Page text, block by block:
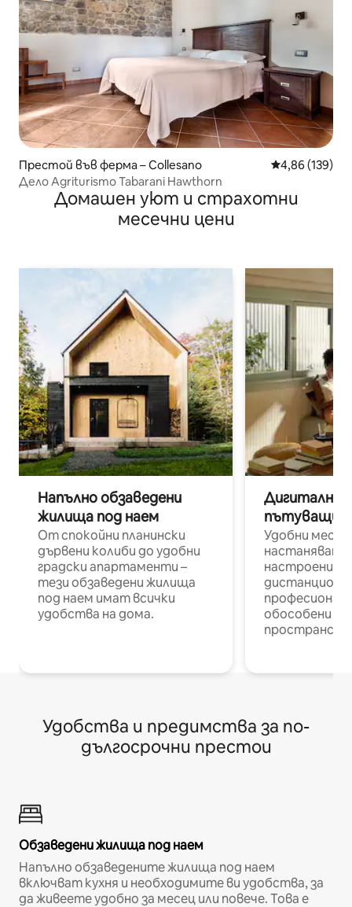
Престой във ферма – Collesano Средна
4,86 (139)
Дело Agriturismo Tabarani Hawthorn
Домашен уют и страхотни
месечни цени
Напълно обзаведени
жилища под наем
От спокойни планински
дървени колиби до удобни
градски апартаменти –
тези обзаведени жилища
под наем имат всички
удобства на дома.
Дигитални
пътуващи
Удобни
настаняване
настроени и
обособени
Удобства и предимства за по-
дългосрочни престои
Обзаведени жилища под наем
Напълно обзаведените жилища под наем
включват кухня и необходимите ви удобства, за
да живеете удобно за месец или повече. Това е